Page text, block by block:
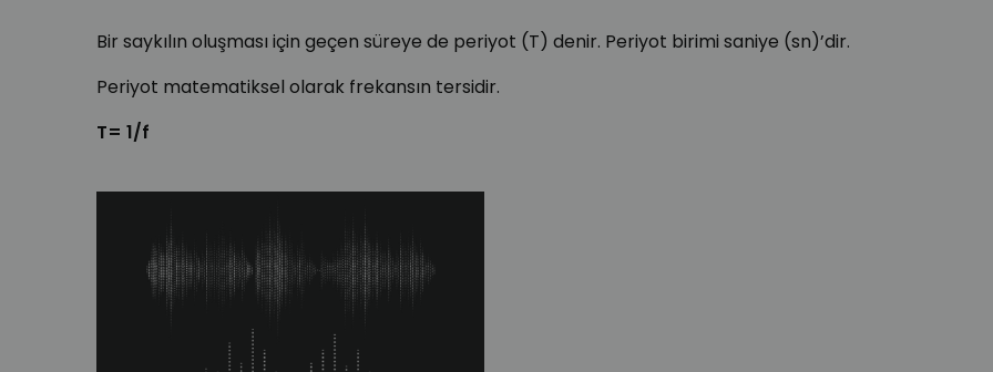
Bir saykılın oluşması için geçen süreye de periyot (T) denir. Periyot birimi saniye (sn)’dir.
Periyot matematiksel olarak frekansın tersidir.
T= 1/f